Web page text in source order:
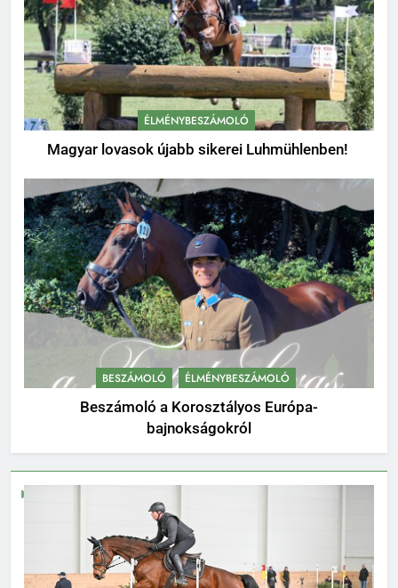
ÉLMÉNYBESZÁMOLÓ
Magyar lovasok újabb sikerei Luhmühlenben!
BESZÁMOLÓ ÉLMÉNYBESZÁMOLÓ
Beszámoló a Korosztályos Európa-
bajnokságokról